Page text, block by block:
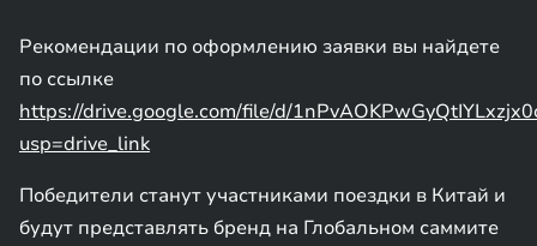
Рекомендации по оформлению заявки вы найдете
по ссылке
https://drive.google.com/file/d/
usp=drive_link
Победители станут участниками поездки в Китай и
будут представлять бренд на Глобальном саммите